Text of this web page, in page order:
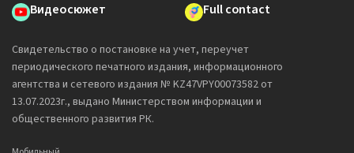
Видеосюжет
Full contact
Свидетельство о постановке на учет, переучет
периодического печатного издания, информационного
агентства и сетевого издания № KZ47VPY00073582 от
13.07.2023г., выдано Министерством информации и
общественного развития РК.